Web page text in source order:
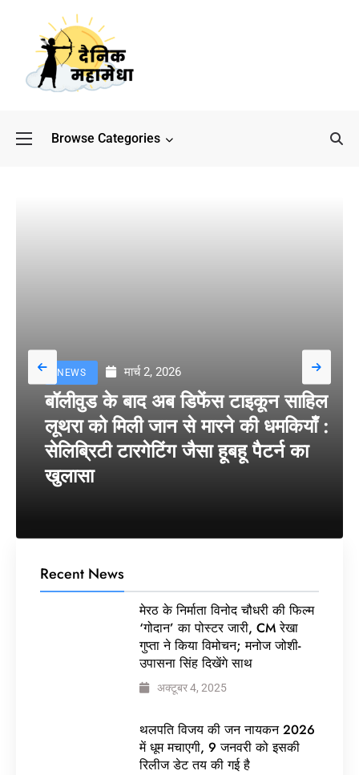
Browse Categories
NEWS मार्च 2, 2026
बॉलीवुड के बाद अब डिफेंस टाइकून साहिल
लूथरा को मिली जान से मारने की धमकियाँ :
सेलिब्रिटी टारगेटिंग जैसा हूबहू पैटर्न का
खुलासा
Recent News
मेरठ के निर्माता विनोद चौधरी की फिल्म
‘गोदान’ का पोस्टर जारी, CM रेखा
गुप्ता ने किया विमोचन; मनोज जोशी-
उपासना सिंह दिखेंगे साथ
अक्टूबर 4, 2025
थलपति विजय की जन नायकन 2026
में धूम मचाएगी, 9 जनवरी को इसकी
रिलीज डेट तय की गई है